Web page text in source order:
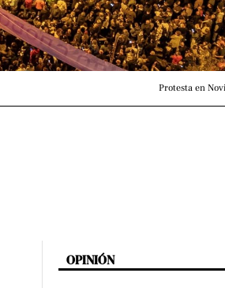
Protesta en
OPINIÓN